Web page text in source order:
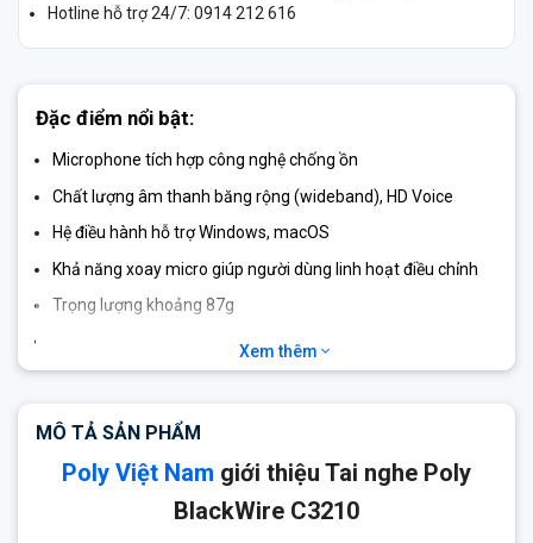
Hotline hỗ trợ 24/7: 0914 212 616
Đặc điểm nổi bật:
Microphone tích hợp công nghệ chống ồn
Chất lượng âm thanh băng rộng (wideband), HD Voice
Hệ điều hành hỗ trợ Windows, macOS
Khả năng xoay micro giúp người dùng linh hoạt điều chỉnh
Trọng lượng khoảng 87g
Tương thích nền tảng UC Microsoft Teams, Zoom, Skype,
Google Meet…
Xem thêm
MÔ TẢ SẢN PHẨM
Poly Việt Nam giới thiệu Tai nghe Poly
BlackWire C3210